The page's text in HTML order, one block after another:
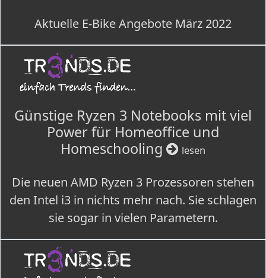
Aktuelle E-Bike Angebote März 2022
Günstige Ryzen 3 Notebooks mit viel
Power für Homeoffice und
Homeschooling
lesen
Die neuen AMD Ryzen 3 Prozessoren stehen
den Intel i3 in nichts mehr nach. Sie schlagen
sie sogar in vielen Parametern.